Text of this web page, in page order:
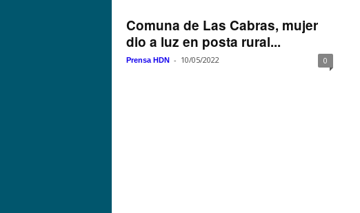
Comuna de Las Cabras, mujer
dio a luz en posta rural...
Prensa HDN - 10/05/2022 0